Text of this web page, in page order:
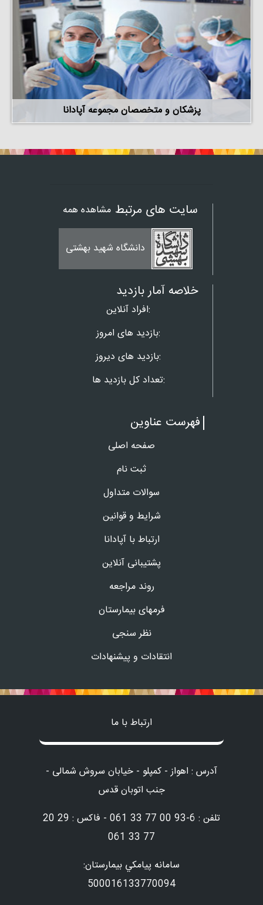
پزشکان و متخصصان مجموعه آپادانا
سایت های مرتبط مشاهده همه
دانشگاه شهید بهشتی
خلاصه آمار بازدید
افراد آنلاین:
بازدید های امروز:
بازدید های دیروز:
تعداد کل بازدید ها:
فهرست عناوین
صفحه اصلی
ثبت نام
سوالات متداول
شرایط و قوانین
ارتباط با آپادانا
پشتیبانی آنلاین
روند مراجعه
فرمهای بیمارستان
نظر سنجی
انتقادات و پیشنهادات
ارتباط با ما
آدرس : اهواز - کمپلو - خیابان سروش شمالی -
جنب اتوبان قدس
تلفن : 6-93 00 77 33 061 - فاکس : 29 20
77 33 061
سامانه پيامكي بيمارستان:
500016133770094